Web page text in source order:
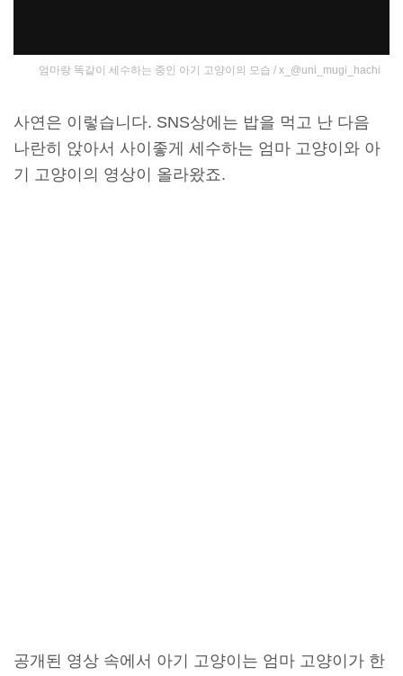
엄마랑 똑같이 세수하는 중인 아기 고양이의 모습 / x_@uni_mugi_hachi
사연은 이렇습니다. SNS상에는 밥을 먹고 난 다음
나란히 앉아서 사이좋게 세수하는 엄마 고양이와 아
기 고양이의 영상이 올라왔죠.
공개된 영상 속에서 아기 고양이는 엄마 고양이가 한